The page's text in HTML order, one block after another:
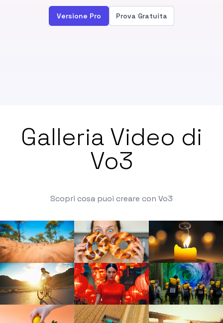
Versione Pro Prova Gratuita
Galleria Video di
Vo3
Scopri cosa puoi creare con Vo3